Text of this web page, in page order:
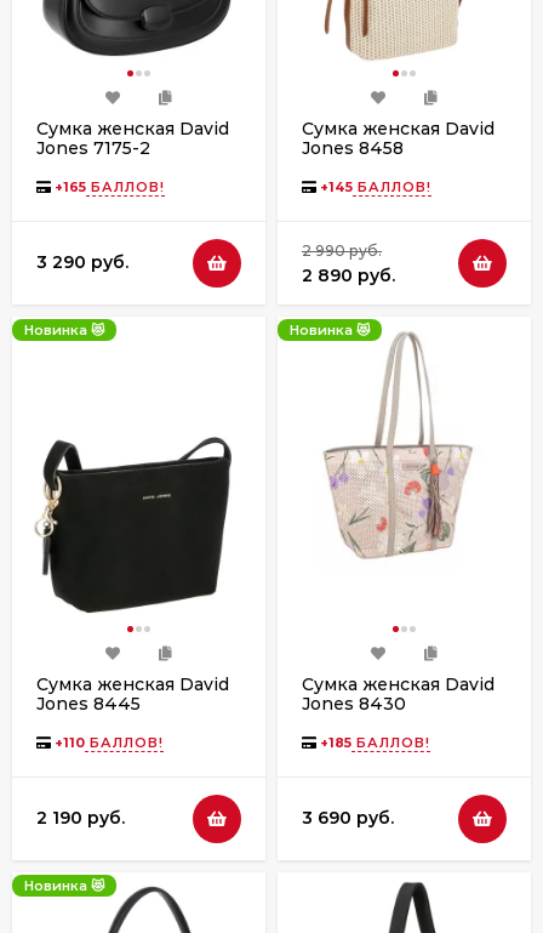
Сумка женская David
Jones 7175-2
+165 БАЛЛОВ!
3 290 руб.
Сумка женская David
Jones 8458
+145 БАЛЛОВ!
2 990 руб.
2 890 руб.
Новинка 😻
Сумка женская David
Jones 8445
+110 БАЛЛОВ!
2 190 руб.
Новинка 😻
Сумка женская David
Jones 8430
+185 БАЛЛОВ!
3 690 руб.
Новинка 😻